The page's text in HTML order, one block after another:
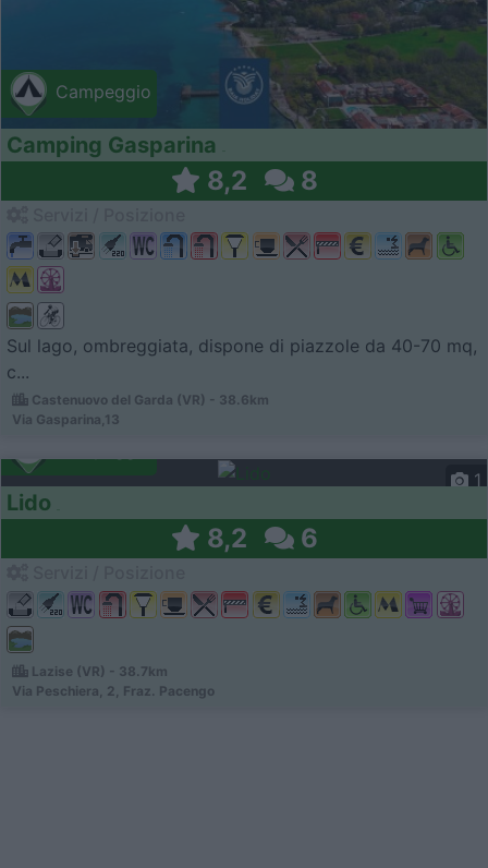
Campeggio
Camping Gasparina
8,2 8
Sul lago, ombreggiata, dispone di piazzole da 40-70 mq,
c...
Castenuovo del Garda (VR) - 38.6km
Via Gasparina,13
1
Lido
8,2 6
Lazise (VR) - 38.7km
Via Peschiera, 2, Fraz. Pacengo